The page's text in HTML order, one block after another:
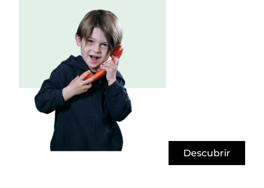
Descubrir